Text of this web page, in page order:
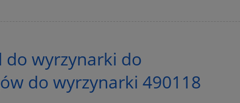
do wyrzynarki do
do wyrzynarki 490118